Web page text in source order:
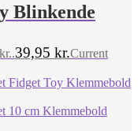
Blinkende
39,95 kr.Current